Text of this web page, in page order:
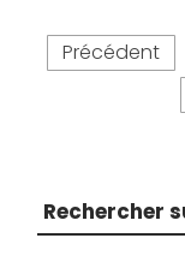
Précédent
Rechercher